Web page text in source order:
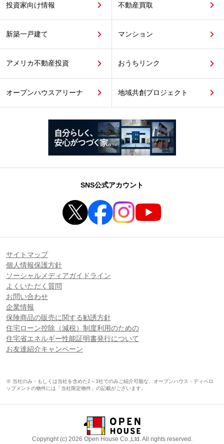
投資家向け情報 不動産買取
新築一戸建て マンション
アメリカ不動産投資 おうちリンク
オープンハウスアリーナ 地域共創プロジェクト
SNS公式アカウント
サイトマップ
個人情報保護方針
ソーシャルメディアガイドライン
よくいただく質問
お問い合わせ
企業情報
保険商品の販売に関する勧誘方針
住宅ローン控除（減税）制度利用のための
住宅省エネルギー性能証明書発行について
お友達紹介キャンペーン
※ 当社のみ・もしくは当社を含めた2～3社でのみご紹介可能な、オープンハウス・ディベロ
ップメントの物件には「当社限定物件」の記載がございます。
Copyright (c) 2026 Open House Co.,Ltd. All rights reserved.